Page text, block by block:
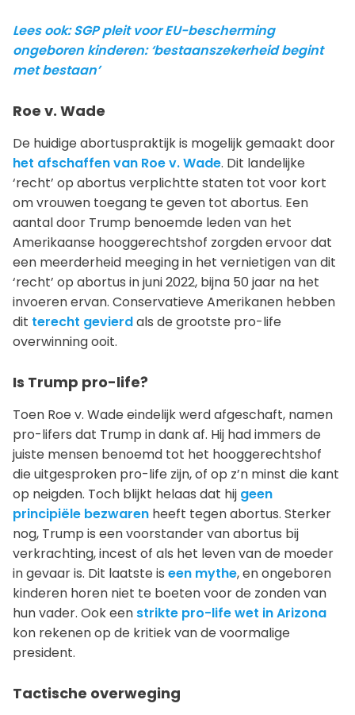
Lees ook: SGP pleit voor EU-bescherming
ongeboren kinderen: ‘bestaanszekerheid begint
met bestaan’
Roe v. Wade
De huidige abortuspraktijk is mogelijk gemaakt door
het afschaffen van Roe v. Wade. Dit landelijke
‘recht’ op abortus verplichtte staten tot voor kort
om vrouwen toegang te geven tot abortus. Een
aantal door Trump benoemde leden van het
Amerikaanse hooggerechtshof zorgden ervoor dat
een meerderheid meeging in het vernietigen van dit
‘recht’ op abortus in juni 2022, bijna 50 jaar na het
invoeren ervan. Conservatieve Amerikanen hebben
dit terecht gevierdals de grootste pro-life
overwinning ooit.
Is Trump pro-life?
Toen Roe v. Wade eindelijk werd afgeschaft, namen
pro-lifers dat Trump in dank af. Hij had immers de
juiste mensen benoemd tot het hooggerechtshof
die uitgesproken pro-life zijn, of op z’n minst die kant
op neigden. Toch blijkt helaas dat hij geen
principiële bezwaren heeft tegen abortus. Sterker
nog, Trump is een voorstander van abortus bij
verkrachting, incest of als het leven van de moeder
in gevaar is. Dit laatste is een mythe, en ongeboren
kinderen horen niet te boeten voor de zonden van
hun vader. Ook een strikte pro-life wet in Arizona
kon rekenen op de kritiek van de voormalige
president.
Tactische overweging